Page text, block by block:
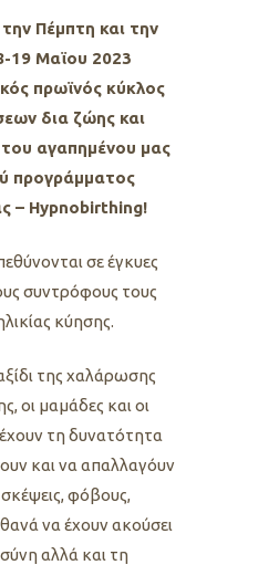
Πέμπτη και την
19 Μαϊου 2023
πρωϊνός κύκλος
δια ζώης και
αγαπημένου μας
προγράμματος
– Hypnobirthing!
σε έγκυες
συντρόφους τους
κύησης.
της χαλάρωσης
οι μαμάδες και οι
τη δυνατότητα
και να απαλλαγόυν
φόβους,
να έχουν ακούσει
αλλά και τη